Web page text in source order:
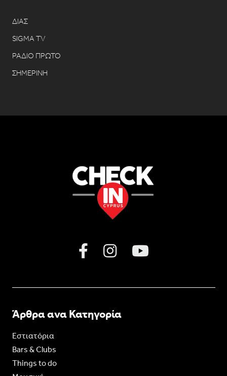
ΔΙΑΣ
SIGMA TV
ΡΑΔΙΟ ΠΡΩΤΟ
ΣΗΜΕΡΙΝΗ
Άρθρα ανα Κατηγορία
Εστιατόρια
Bars & Clubs
Things to do